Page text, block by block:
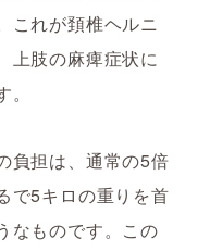
これが頚椎ヘルニ
上肢の麻痺症状に
負担は、通常の5倍
で5キロの重りを首
なものです。この